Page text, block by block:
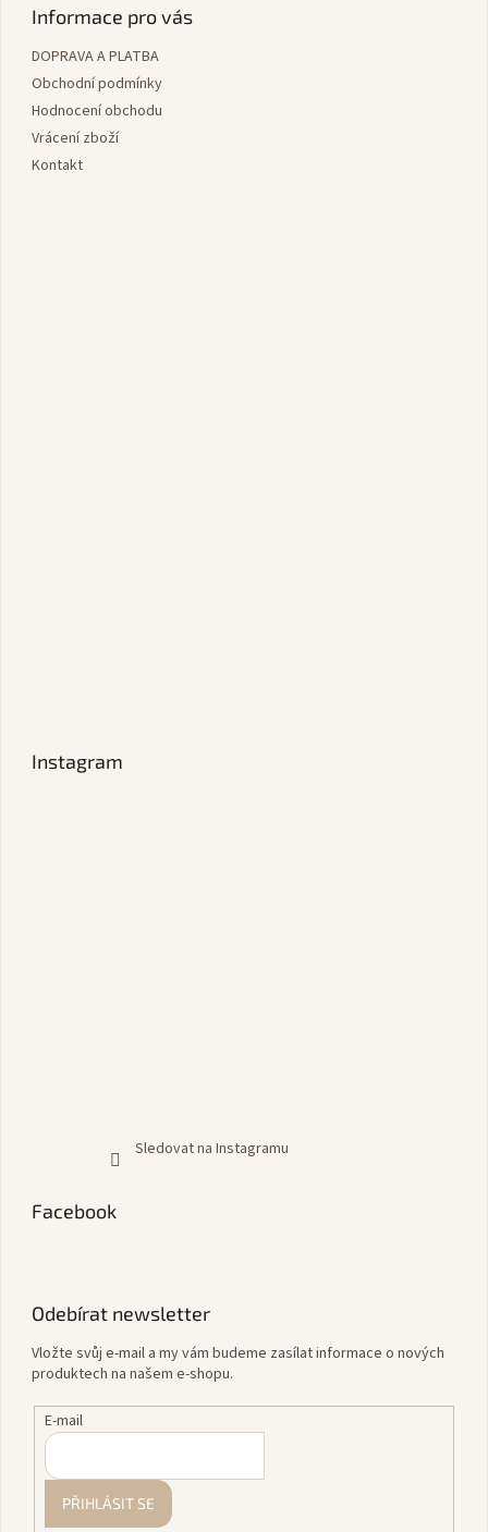
Informace pro vás
DOPRAVA A PLATBA
Obchodní podmínky
Hodnocení obchodu
Vrácení zboží
Kontakt
Instagram
Sledovat na Instagramu
Facebook
Odebírat newsletter
Vložte svůj e-mail a my vám budeme zasílat informace o nových
produktech na našem e-shopu.
E-mail
PŘIHLÁSIT SE